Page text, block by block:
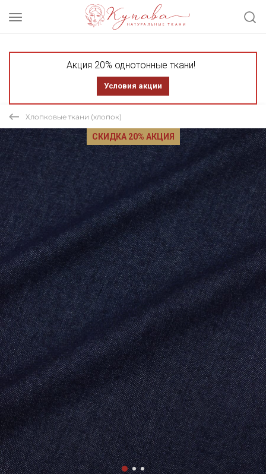
Акция 20% однотонные ткани!
Условия акции
Хлопковые ткани (хлопок)
СКИДКА 20% АКЦИЯ